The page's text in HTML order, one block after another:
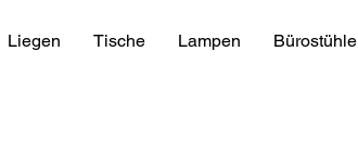
Liegen Tische Lampen Bürostühle